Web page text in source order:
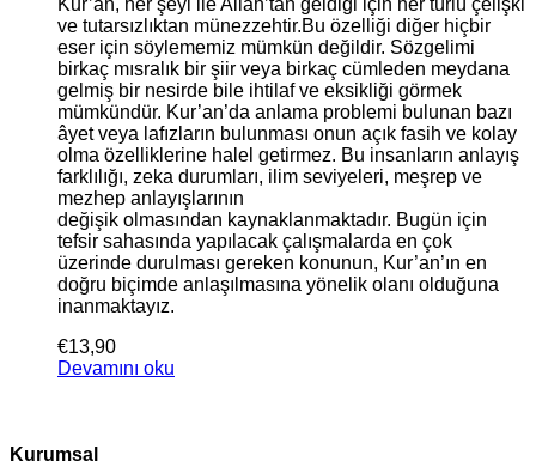
Kur’an, her şeyi ile Allah’tan geldiği için her türlü çelişki
ve tutarsızlıktan münezzehtir.Bu özelliği diğer hiçbir
eser için söylememiz mümkün değildir. Sözgelimi
birkaç mısralık bir şiir veya birkaç cümleden meydana
gelmiş bir nesirde bile ihtilaf ve eksikliği görmek
mümkündür. Kur’an’da anlama problemi bulunan bazı
âyet veya lafızların bulunması onun açık fasih ve kolay
olma özelliklerine halel getirmez. Bu insanların anlayış
farklılığı, zeka durumları, ilim seviyeleri, meşrep ve
mezhep anlayışlarının
değişik olmasından kaynaklanmaktadır. Bugün için
tefsir sahasında yapılacak çalışmalarda en çok
üzerinde durulması gereken konunun, Kur’an’ın en
doğru biçimde anlaşılmasına yönelik olanı olduğuna
inanmaktayız.
€13,90
Devamını oku
Kurumsal